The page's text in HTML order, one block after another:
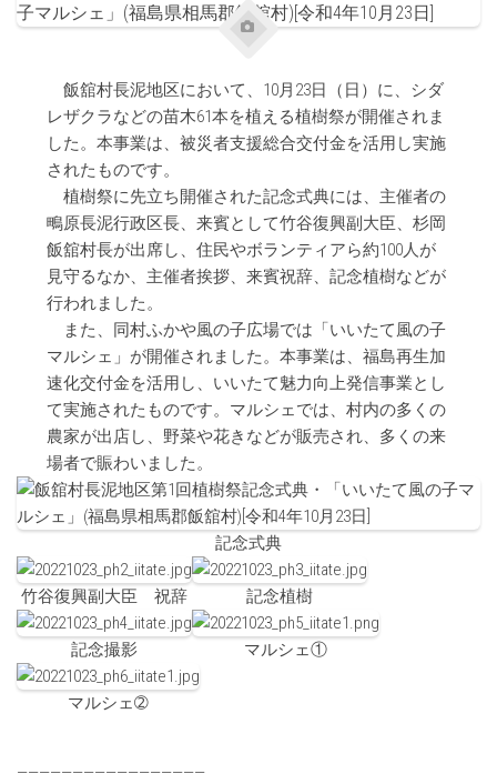
飯舘村長泥地区において、 10月 23日（日）に、シダ
レザクラなどの苗木61本を植える植樹祭が開催されま
した。本事業は、被災者支援総合交付金を活用し実施
されたものです。
植樹祭に先立ち開催された記念式典には、主催者の
鴫原長泥行政区長、来賓として竹谷復興副大臣、杉岡
飯舘村長が出席し、住民やボランティアら約100人が
見守るなか、主催者挨拶、来賓祝辞、記念植樹などが
行われました。
また、同村ふかや風の子広場では「いいたて風の子
マルシェ」が開催されました。本事業は、福島再生加
速化交付金を活用し、いいたて魅力向上発信事業とし
て実施されたものです。マルシェでは、村内の多くの
農家が出店し、野菜や花きなどが販売され、多くの来
場者で賑わいました。
記念式典
竹谷復興副大臣 祝辞 記念植樹
記念撮影 マルシェ①
マルシェ➁
—————————————————